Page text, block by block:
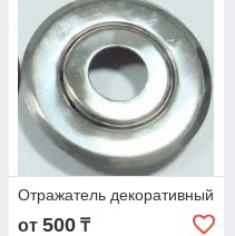
Отражатель декоративный
от 500 ₸